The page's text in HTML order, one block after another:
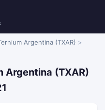
Argentina (TXAR)
Argentina (TXAR)